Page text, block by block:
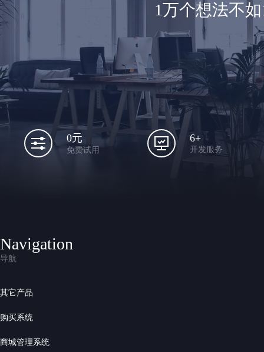
1万个想法不
0元
免费试用
6+
开发服务
Navigation
导航
其它产品
购买系统
商城管理系统